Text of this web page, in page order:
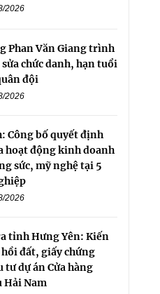
2026
Phan Văn Giang trình
sửa chức danh, hạn tuổi
đội
2026
Công bố quyết định
hoạt động kinh doanh
sức, mỹ nghệ tại 5
2026
tỉnh Hưng Yên: Kiến
đất, giấy chứng
tư dự án Cửa hàng
Hải Nam